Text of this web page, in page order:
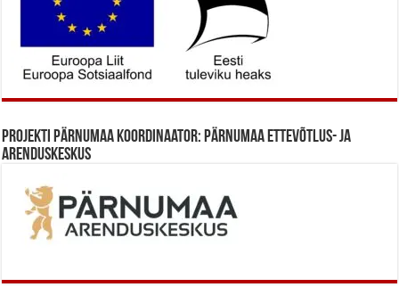
Projekti Pärnumaa koordinaator: Pärnumaa Ettevõtlus- ja
Arenduskeskus